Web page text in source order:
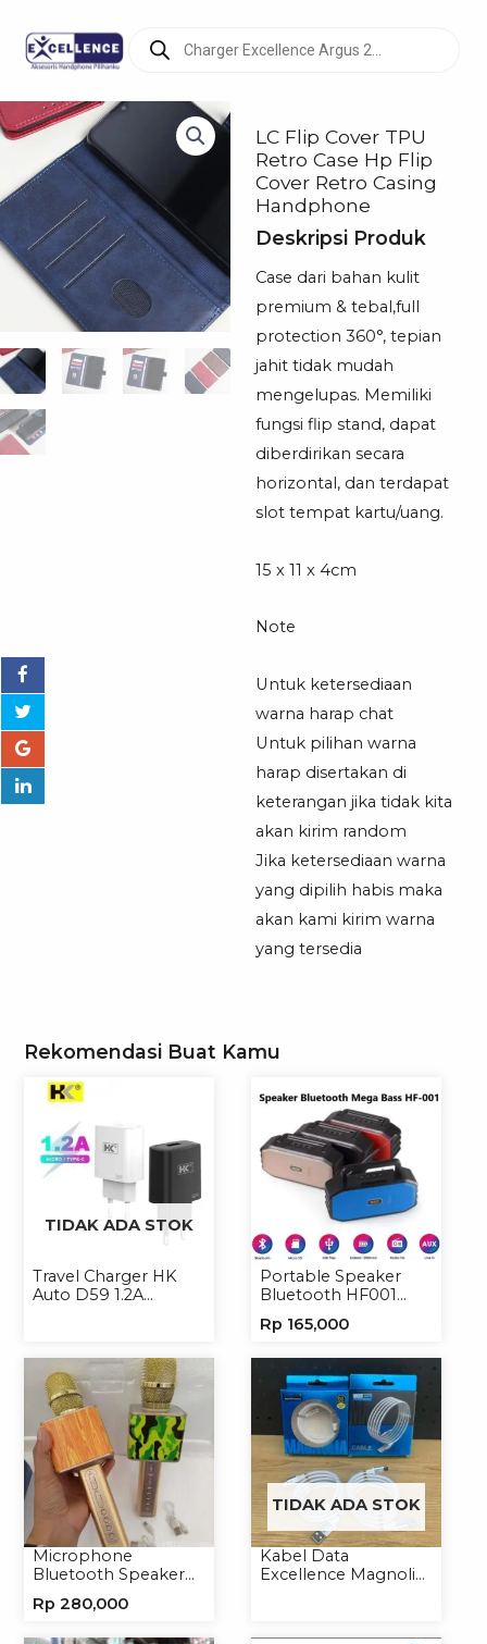
search
LC Flip Cover TPU
Retro Case Hp Flip
Cover Retro Casing
Handphone
Deskripsi Produk
Case dari bahan kulit
premium & tebal,full
protection 360°, tepian
jahit tidak mudah
mengelupas. Memiliki
fungsi flip stand, dapat
diberdirikan secara
horizontal, dan terdapat
slot tempat kartu/uang.
15 x 11 x 4cm
Note
Untuk ketersediaan
warna harap chat
Untuk pilihan warna
harap disertakan di
keterangan jika tidak kita
akan kirim random
Jika ketersediaan warna
yang dipilih habis maka
akan kami kirim warna
yang tersedia
Rekomendasi Buat Kamu
TIDAK ADA STOK
Travel Charger HK
Auto D59 1.2A
Portable Speaker
Bluetooth HF001
Wireless
Rp 165,000
Microphone
Bluetooth Speaker
Mikrofon Wireless
Rp 280,000
TIDAK ADA STOK
Kabel Data
Excellence Magnolia